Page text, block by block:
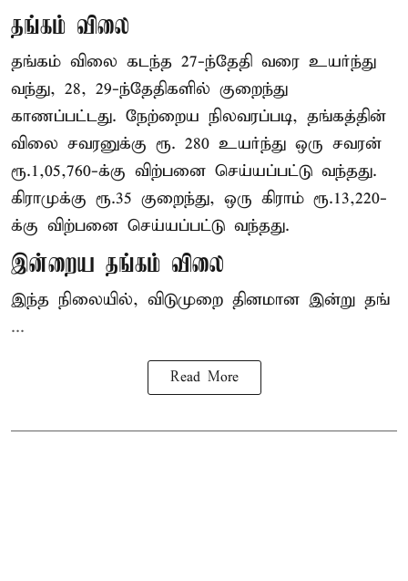
தங்கம் விலை
தங்கம் விலை கடந்த 27-ந்தேதி வரை உயர்ந்து
வந்து, 28, 29-ந்தேதிகளில் குறைந்து
காணப்பட்டது. நேற்றைய நிலவரப்படி, தங்கத்தின்
விலை சவரனுக்கு ரூ. 280 உயர்ந்து ஒரு சவரன்
ரூ.1,05,760-க்கு விற்பனை செய்யப்பட்டு வந்தது.
கிராமுக்கு ரூ.35 குறைந்து, ஒரு கிராம் ரூ.13,220-
க்கு விற்பனை செய்யப்பட்டு வந்தது.
இன்றைய தங்கம் விலை
இந்த நிலையில், விடுமுறை தினமான இன்று தங்
...
Read More